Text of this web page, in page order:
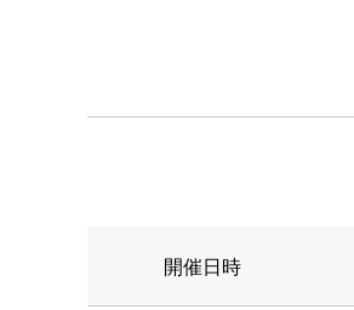
開催日時